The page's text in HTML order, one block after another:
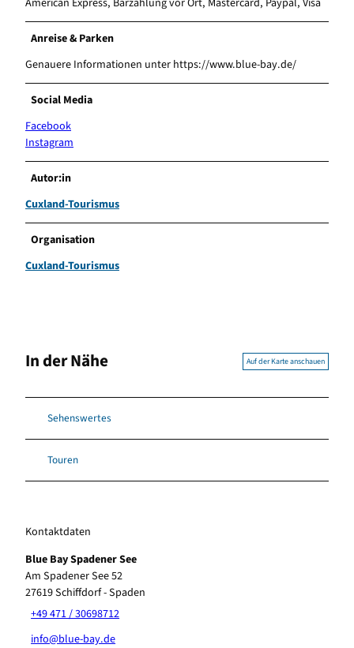
American Express, Barzahlung vor Ort, Mastercard, Paypal, Visa
Anreise & Parken
Genauere Informationen unter https://www.blue-bay.de/
Social Media
Facebook
Instagram
Autor:in
Cuxland-Tourismus
Organisation
Cuxland-Tourismus
In der Nähe Auf der Karte anschauen
Sehenswertes
Touren
Kontaktdaten
Blue Bay Spadener See
Am Spadener See 52
27619Schiffdorf- Spaden
+49 471 / 30698712
info@blue-bay.de